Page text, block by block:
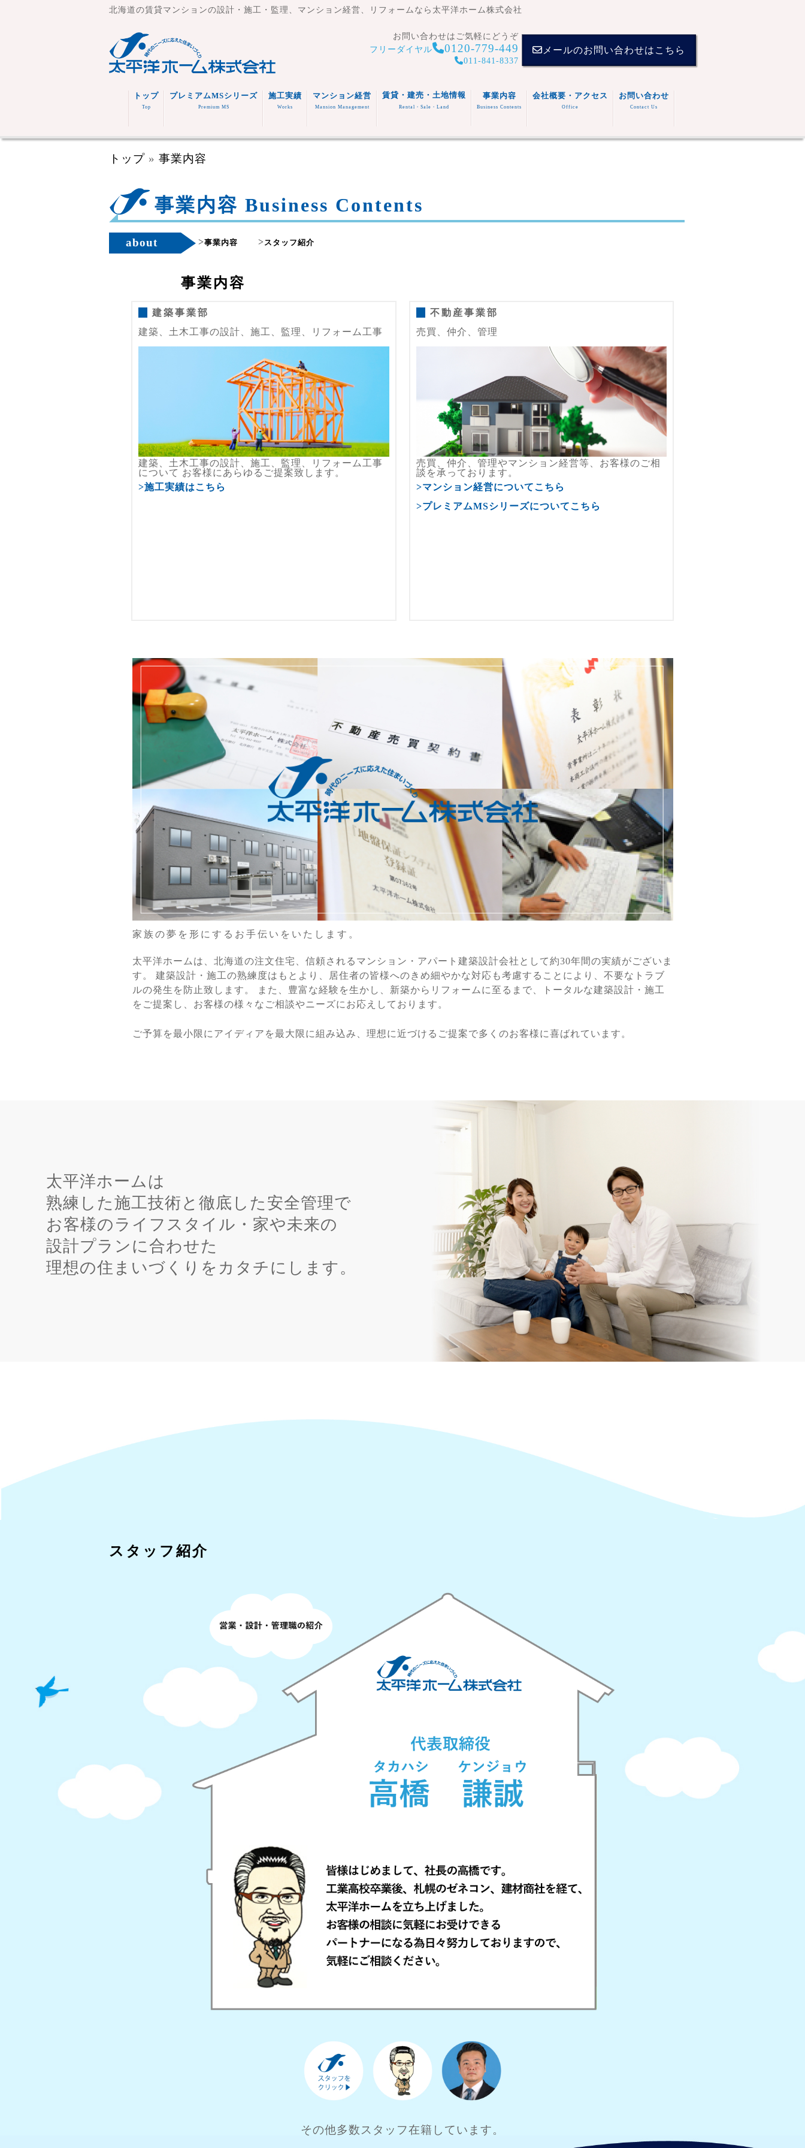
北海道の賃貸マンションの設計・施工・監理、マンション経営、リフォームなら太平洋ホーム株式会社
お問い合わせはご気軽にどうぞ
フリーダイヤル
0120-779-449
011-841-8337
メールのお問い合わせはこちら
トップ
Top
プレミアムMSシリーズ
Premium MS
施工実績
Works
宅
マンション経営
Mansion Management
賃貸・建売・土地情報
Rental・Sale・Land
事業内容
Business Contents
会社概要・アクセス
Office
お問い合わせ
Contact Us
トップ » 事業内容
事業内容 Business Contents
about >事業内容 >スタッフ紹介
事業内容
建築事業部
建築、土木工事の設計、施工、監理、リフォーム工事
建築、土木工事の設計、施工、監理、リフォーム工事
について お客様にあらゆるご提案致します。
>施工実績はこちら
不動産事業部
売買、仲介、管理
売買、仲介、管理やマンション経営等、お客様のご相
談を承っております。
>マンション経営についてこちら
>プレミアムMSシリーズについてこちら
家族の夢を形にするお手伝いをいたします。
太平洋ホームは、北海道の注文住宅、信頼されるマンション・アパート建築設計会社として約30年間の実績がございま
す。 建築設計・施工の熟練度はもとより、居住者の皆様へのきめ細やかな対応も考慮することにより、不要なトラブ
ルの発生を防止致します。 また、豊富な経験を生かし、新築からリフォームに至るまで、トータルな建築設計・施工
をご提案し、お客様の様々なご相談やニーズにお応えしております。
ご予算を最小限にアイディアを最大限に組み込み、理想に近づけるご提案で多くのお客様に喜ばれています。
太平洋ホームは
熟練した施工技術と徹底した安全管理で
お客様のライフスタイル・家や未来の
設計プランに合わせた
理想の住まいづくりをカタチにします。
スタッフ紹介
その他多数スタッフ在籍しています。